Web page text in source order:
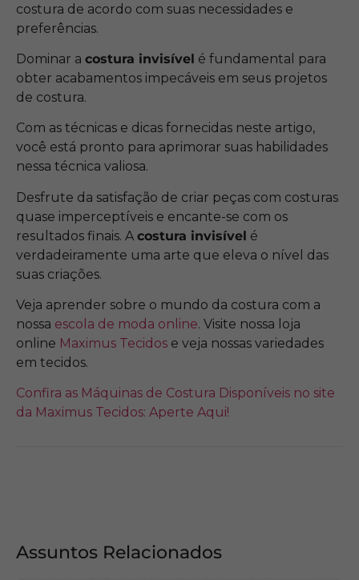
costura de acordo com suas necessidades e
preferências.
Dominar a costura invisível é fundamental para
obter acabamentos impecáveis em seus projetos
de costura.
Com as técnicas e dicas fornecidas neste artigo,
você está pronto para aprimorar suas habilidades
nessa técnica valiosa.
Desfrute da satisfação de criar peças com costuras
quase imperceptíveis e encante-se com os
resultados finais. A costura invisível é
verdadeiramente uma arte que eleva o nível das
suas criações.
Veja aprender sobre o mundo da costura com a
nossa escola de moda online. Visite nossa loja
online Maximus Tecidos e veja nossas variedades
em tecidos.
Confira as Máquinas de Costura Disponíveis no site
da Maximus Tecidos: Aperte Aqui!
Assuntos Relacionados